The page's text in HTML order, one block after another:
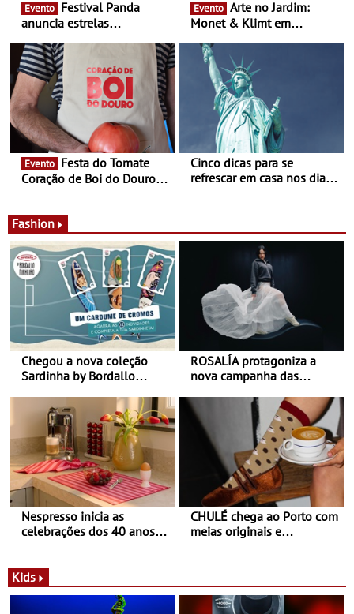
Evento
anuncia estrelas
- Entre Junho e Julho pelo
país
Evento
Monet & Klimt em
ao final de Setembro -
Experiência luminosa no
jardim do Museu de
Alberto Sampaio
Evento
Coração de Boi do Douro -
Cinco dicas para se
refrescar em casa nos dias
Fashion
Chegou a nova coleção
Sardinha by Bordallo
ROSALÍA protagoniza a
nova campanha das
Balance
Nespresso inicia as
celebrações dos 40 anos
Novas - Edição limitada
Nespresso x Torres Novas
CHULÉ chega ao Porto com
meias originais e
Shopping
Kids